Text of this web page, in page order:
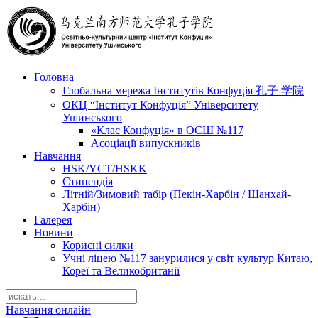
Головна
Глобальна мережа Інститутів Конфуція 孔子 学院
ОКЦ “Інститут Конфуція” Університету
Ушинського
«Клас Конфуція» в ОСШ №117
Асоціації випускників
Навчання
HSK/YCT/HSKK
Стипендія
Літній/Зимовий табір (Пекін-Харбін / Шанхай-
Харбін)
Галерея
Новини
Корисні силки
Учні ліцею №117 занурилися у світ культур Китаю,
Кореї та Великобританії
Навчання онлайн